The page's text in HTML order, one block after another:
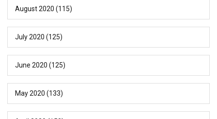
August 2020 (115)
July 2020 (125)
June 2020 (125)
May 2020 (133)